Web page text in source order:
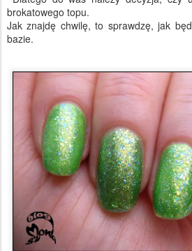
brokatowego topu.
Jak znajdę chwilę, to sprawdzę, jak
bazie.